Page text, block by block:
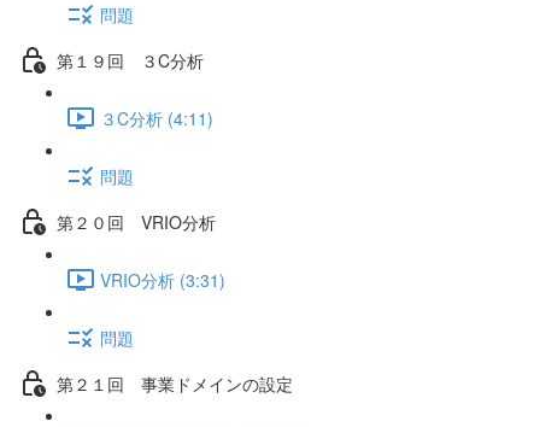
問題
第１９回 ３C分析
３C分析 (4:11)
問題
第２０回 VRIO分析
VRIO分析 (3:31)
問題
第２１回 事業ドメインの設定